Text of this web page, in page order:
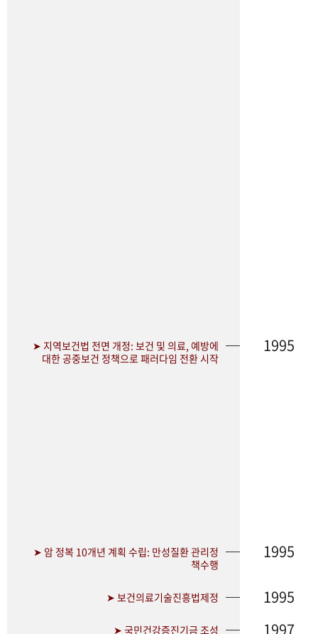
➤ 지역보건법 전면 개정: 보건 및 의료, 예방에
대한 공중보건 정책으로 패러다임 전환 시작
1995
➤ 암 정복 10개년 계획 수립: 만성질환 관리정
책수행
1995
➤ 보건의료기술진흥법제정 1995
➤ 국민건강증진기금 조성 1997